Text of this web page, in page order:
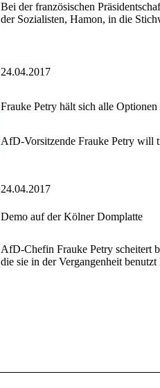
Bei der französischen
der Sozialisten, Hamon, in die
24.04.2017
Frauke Petry hält sich alle
AfD-Vorsitzende Frauke Petry will
24.04.2017
Demo auf der Kölner Domplatte
AfD-Chefin Frauke Petry scheitert
die sie in der Vergangenheit